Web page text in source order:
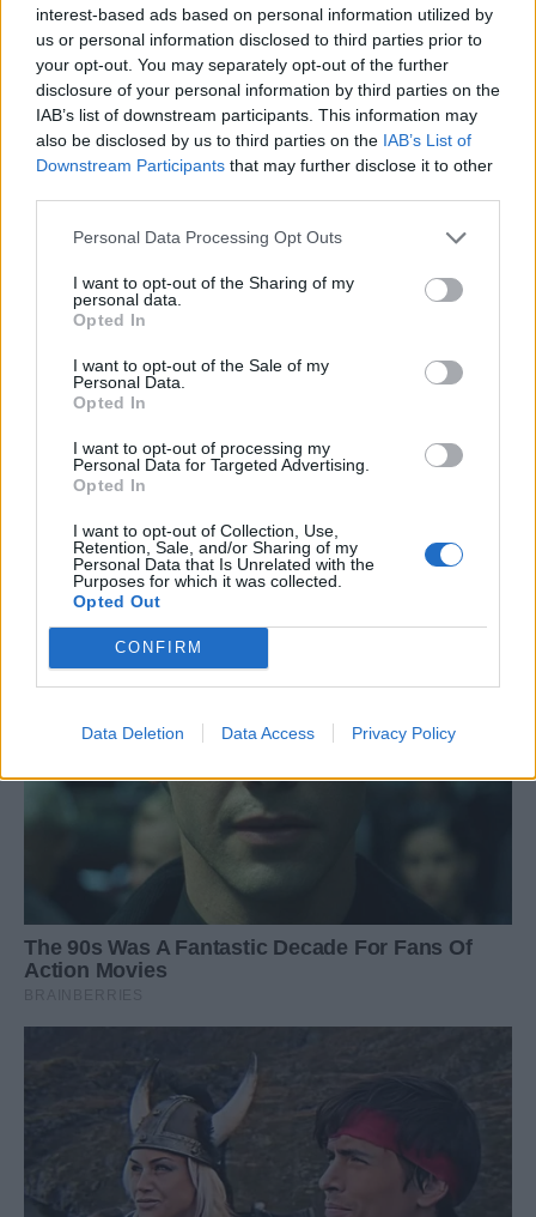
interest-based ads based on personal information utilized by
us or personal information disclosed to third parties prior to
your opt-out. You may separately opt-out of the further
disclosure of your personal information by third parties on the
IAB’s list of downstream participants. This information may
also be disclosed by us to third parties on the IAB’s List of
Downstream Participants that may further disclose it to other
Personal Data Processing Opt Outs
I want to opt-out of the Sharing of my
personal data.
Opted In
I want to opt-out of the Sale of my
Personal Data.
Opted In
I want to opt-out of processing my
Personal Data for Targeted Advertising.
Opted In
I want to opt-out of Collection, Use,
Retention, Sale, and/or Sharing of my
Personal Data that Is Unrelated with the
Purposes for which it was collected.
Opted Out
CONFIRM
Data Deletion Data Access Privacy Policy